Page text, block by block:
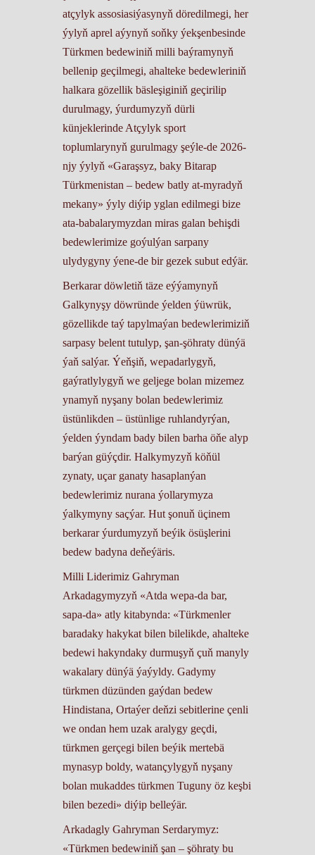
atçylyk assosiasiýasynyň döredilmegi, her
ýylyň aprel aýynyň soňky ýekşenbesinde
Türkmen bedewiniň milli baýramynyň
bellenip geçilmegi, ahalteke bedewleriniň
halkara gözellik bäsleşiginiň geçirilip
durulmagy, ýurdumyzyň dürli
künjeklerinde Atçylyk sport
toplumlarynyň gurulmagy şeýle-de 2026-
njy ýylyň «Garaşsyz, baky Bitarap
Türkmenistan – bedew batly at-myradyň
mekany» ýyly diýip yglan edilmegi bize
ata-babalarymyzdan miras galan behişdi
bedewlerimize goýulýan sarpany
ulydygyny ýene-de bir gezek subut edýär.
Berkarar döwletiň täze eýýamynyň
Galkynyşy döwründe ýelden ýüwrük,
gözellikde taý tapylmaýan bedewlerimiziň
sarpasy belent tutulyp, şan-şöhraty dünýä
ýaň salýar. Ýeňşiň, wepadarlygyň,
gaýratlylygyň we geljege bolan mizemez
ynamyň nyşany bolan bedewlerimiz
üstünlikden – üstünlige ruhlandyrýan,
ýelden ýyndam bady bilen barha öňe alyp
barýan güýçdir. Halkymyzyň köňül
zynaty, uçar ganaty hasaplanýan
bedewlerimiz nurana ýollarymyza
ýalkymyny saçýar. Hut şonuň üçinem
berkarar ýurdumyzyň beýik ösüşlerini
bedew badyna deňeýäris.
Milli Liderimiz Gahryman
Arkadagymyzyň «Atda wepa-da bar,
sapa-da» atly kitabynda: «Türkmenler
baradaky hakykat bilen bilelikde, ahalteke
bedewi hakyndaky durmuşyň çuň manyly
wakalary dünýä ýaýyldy. Gadymy
türkmen düzünden gaýdan bedew
Hindistana, Ortaýer deňzi sebitlerine çenli
we ondan hem uzak aralygy geçdi,
türkmen gerçegi bilen beýik mertebä
mynasyp boldy, watançylygyň nyşany
bolan mukaddes türkmen Tuguny öz keşbi
bilen bezedi» diýip belleýär.
Arkadagly Gahryman Serdarymyz:
«Türkmen bedewiniň şan – şöhraty bu